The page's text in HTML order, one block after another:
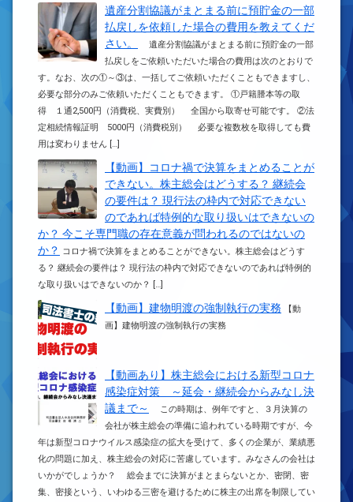
遺産分割協議がまとまる前に預貯金の一部
払戻しを依頼した場合の費用を教えてくだ
さい。
遺産分割協議がまとまる前に預貯金の一部
払戻しをご依頼いただいた場合の費用は次のとおりで
す。なお、次の①～③は、一括してご依頼いただくこともできますし、
必要な部分のみご依頼いただくこともできます。 ①戸籍謄本等の取
得 １通2,500円（消費税、実費別） 全国から取寄せ可能です。 ②法
定相続情報証明 5000円（消費税別） 必要な複数枚を取得しても費
用は変わりません […]
【動画】コロナ禍で決算をまとめることが
できない。株主総会はどうする？ 継続会
の要件は？ 現行法の枠内で対応できない
のであれば特例的な取り扱いはできないの
か？ 今こそ専門職の存在意義が問われるのではないの
か？
コロナ禍で決算をまとめることができない。株主総会はどうす
る？ 継続会の要件は？ 現行法の枠内で対応できないのであれば特例的
な取り扱いはできないのか？ […]
【動画】建物明渡の強制執行の実務
【動
画】建物明渡の強制執行の実務
【動画あり】株主総会における新型コロナ
感染症対策 ～延会・継続会からみなし決
議まで～
この時期は、例年ですと、３月決算の
会社が株主総会の準備に追われている時期ですが、今
年は新型コロナウイルス感染症の拡大を受けて、多くの企業が、業績悪
化の問題に加え、株主総会の対応に苦慮しています。みなさんの会社は
いかがでしょうか？ 総会までに決算がまとまらないとか、密閉、密
集、密接という、いわゆる三密を避けるために株主の出席を制限してい